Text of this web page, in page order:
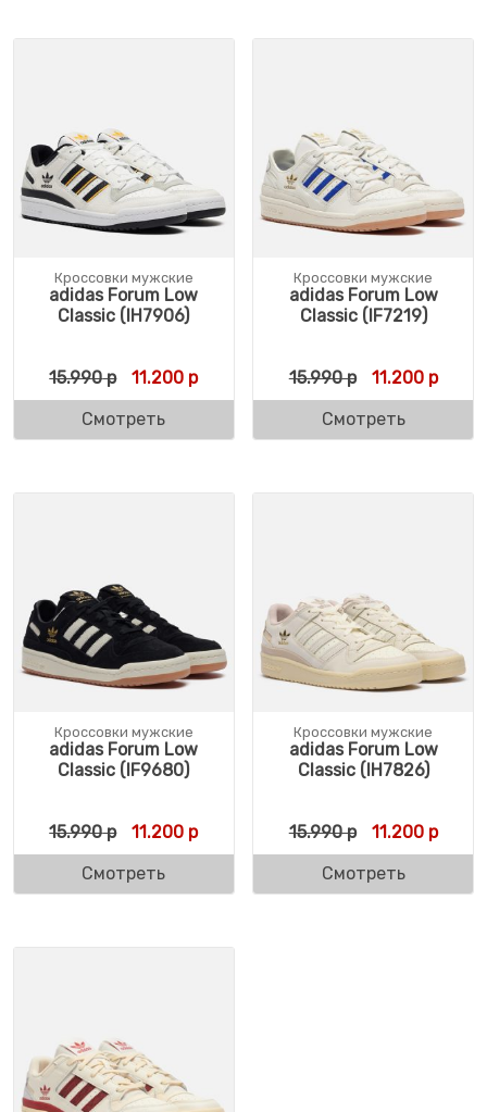
Кроссовки мужские
adidas Forum Low
Classic (IH7906)
15.990р Первоначальная цена составляла 15.990
11.200 рТекущая цена: 11.200 р.
Смотреть
Кроссовки мужские
adidas Forum Low
Classic (IF7219)
15.990р 11.200р
Смотреть
Кроссовки мужские
adidas Forum Low
Classic (IF9680)
15.990р Первоначальная цена составляла 15.990
11.200 рТекущая цена: 11.200 р.
Смотреть
Кроссовки мужские
adidas Forum Low
Classic (IH7826)
15.990р 11.200р
Смотреть